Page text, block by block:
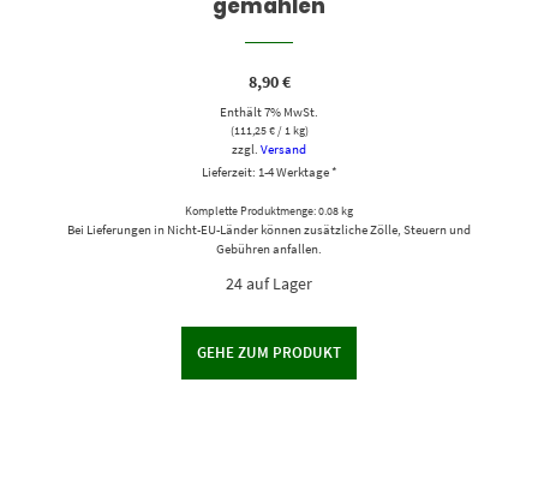
gemahlen
8,90€
Enthält 7% MwSt.
(111,25€/ 1 kg)
zzgl.Versand
Lieferzeit: 1-4 Werktage *
Komplette Produktmenge: 0.08 kg
Bei Lieferungen in Nicht-EU-Länder können zusätzliche Zölle, Steuern und
Gebühren anfallen.
24 auf Lager
GEHE ZUM PRODUKT